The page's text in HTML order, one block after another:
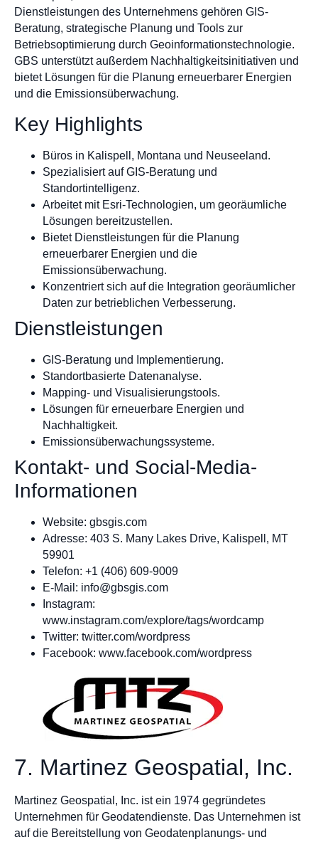
Dienstleistungen des Unternehmens gehören GIS-
Beratung, strategische Planung und Tools zur
Betriebsoptimierung durch Geoinformationstechnologie.
GBS unterstützt außerdem Nachhaltigkeitsinitiativen und
bietet Lösungen für die Planung erneuerbarer Energien
und die Emissionsüberwachung.
Key Highlights
Büros in Kalispell, Montana und Neuseeland.
Spezialisiert auf GIS-Beratung und
Standortintelligenz.
Arbeitet mit Esri-Technologien, um georäumliche
Lösungen bereitzustellen.
Bietet Dienstleistungen für die Planung
erneuerbarer Energien und die
Emissionsüberwachung.
Konzentriert sich auf die Integration georäumlicher
Daten zur betrieblichen Verbesserung.
Dienstleistungen
GIS-Beratung und Implementierung.
Standortbasierte Datenanalyse.
Mapping- und Visualisierungstools.
Lösungen für erneuerbare Energien und
Nachhaltigkeit.
Emissionsüberwachungssysteme.
Kontakt- und Social-Media-
Informationen
Website: gbsgis.com
Adresse: 403 S. Many Lakes Drive, Kalispell, MT
59901
Telefon: +1 (406) 609-9009
E-Mail: info@gbsgis.com
Instagram:
www.instagram.com/explore/tags/wordcamp
Twitter: twitter.com/wordpress
Facebook: www.facebook.com/wordpress
7. Martinez Geospatial, Inc.
Martinez Geospatial, Inc. ist ein 1974 gegründetes
Unternehmen für Geodatendienste. Das Unternehmen ist
auf die Bereitstellung von Geodatenplanungs- und